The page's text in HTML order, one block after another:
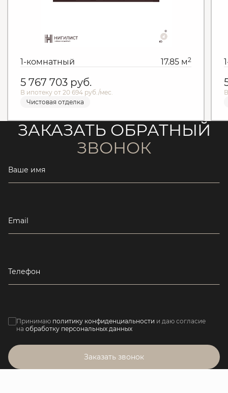
1-комнатный 17.85 м2
5 767 703 руб.
В ипотеку от 20 694 руб./мес.
Чистовая отделка
ЗАКАЗАТЬ ОБРАТНЫЙ
ЗВОНОК
Ваше имя
Email
Телефон
Принимаю политику конфиденциальности и даю согласие
на обработку персональных данных
Заказать звонок